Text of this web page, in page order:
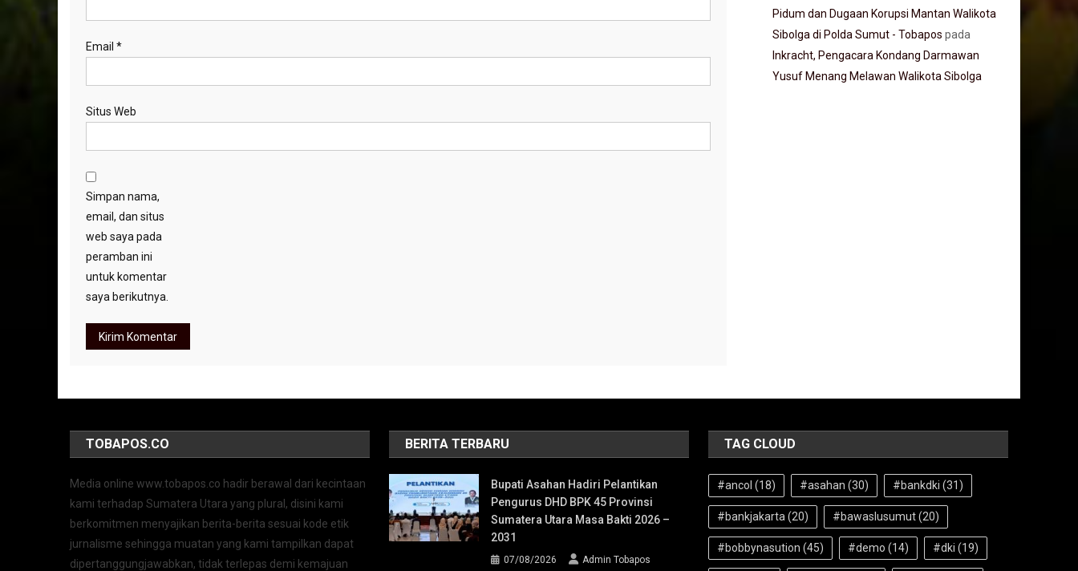
Email *
Situs Web
Simpan nama,
email, dan situs
web saya pada
peramban ini
untuk komentar
saya berikutnya.
Pidum dan Dugaan Korupsi Mantan Walikota
Sibolga di Polda Sumut - Tobapos pada
Inkracht, Pengacara Kondang Darmawan
Yusuf Menang Melawan Walikota Sibolga
TOBAPOS.CO
Media online www.tobapos.co hadir berawal dari kecintaan
kami terhadap Sumatera Utara yang plural, disini kami
berkomitmen menyajikan berita-berita sesuai kode etik
jurnalisme sehingga muatan yang kami tampilkan dapat
dipertanggungjawabkan, tidak terlepas demi kemajuan
BERITA TERBARU
Bupati Asahan Hadiri Pelantikan
Pengurus DHD BPK 45 Provinsi
Sumatera Utara Masa Bakti 2026 –
2031
07/08/2026 Admin Tobapos
TAG CLOUD
#ancol (18) #asahan (30) #bankdki (31)
#bankjakarta (20) #bawaslusumut(20)
#bobbynasution (45) #demo (14) #dki (19)